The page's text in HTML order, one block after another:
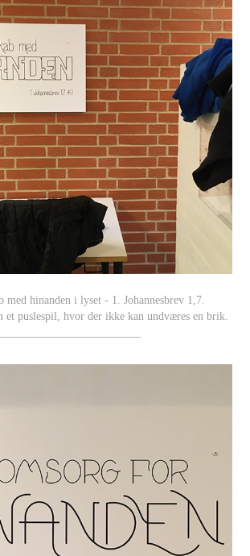
med hinanden i lyset - 1. Johannesbrev 1,7.
et puslespil, hvor der ikke kan undværes en brik.